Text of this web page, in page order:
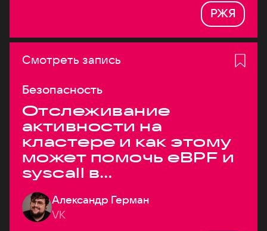
РЖЯ
Смотреть запись
Безопасность
Отслеживание
активности на
кластере и как этому
может помочь eBPF и
syscall в
высоконагруженных
системах
Александр Герман
VK